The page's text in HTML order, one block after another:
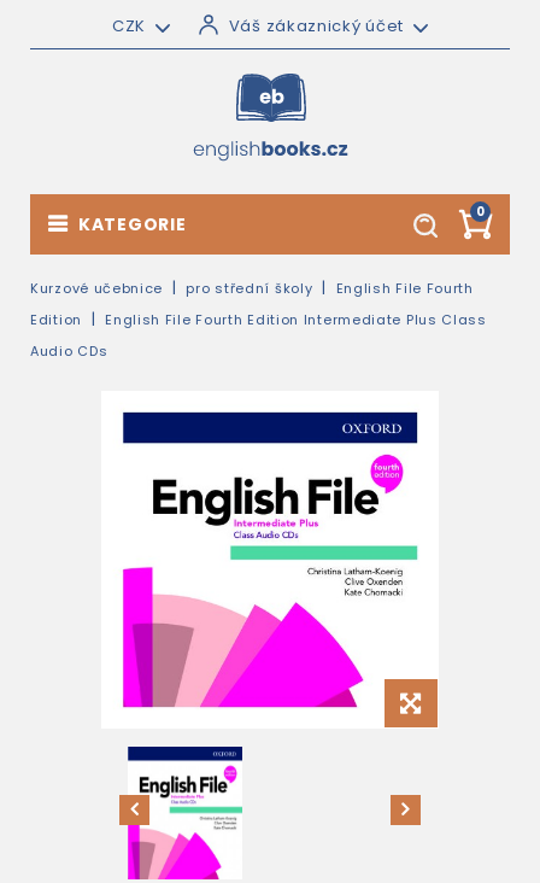
CZK Váš zákaznický účet
0
KATEGORIE
Kurzové učebnice pro střední školy
English File Fourth
Edition
English File Fourth Edition Intermediate Plus Class
Audio CDs